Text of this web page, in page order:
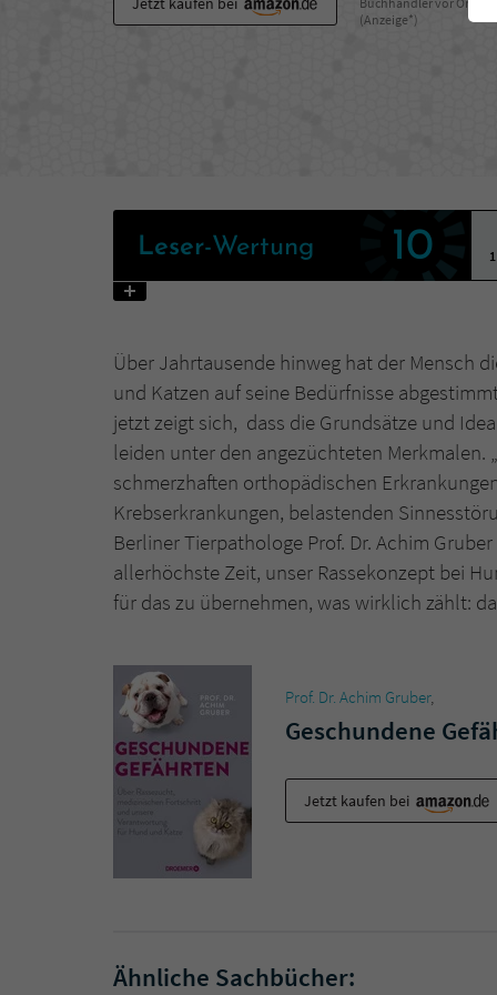
(Anzeige*)
Leser-Wertung 10
1
Über Jahrtausende hinweg hat der Mensch
und Katzen auf seine Bedürfnisse
jetzt zeigt sich, dass die Grundsätze und
leiden unter den angezüchteten
schmerzhaften orthopädischen
Krebserkrankungen, belastenden
Berliner Tierpathologe Prof. Dr. Achim
allerhöchste Zeit, unser Rassekonzept bei
für das zu übernehmen, was wirklich zählt:
Prof. Dr. Achim Gruber,
Geschundene
Jetzt kaufen bei
Ähnliche Sachbücher: